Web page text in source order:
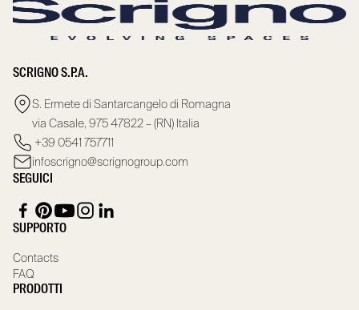
SCRIGNO S.P.A.
S. Ermete di Santarcangelo di Romagna
via Casale, 975 47822 – (RN) Italia
+39 0541 757711
infoscrigno@scrignogroup.com
SEGUICI
SUPPORTO
Contacts
FAQ
PRODOTTI